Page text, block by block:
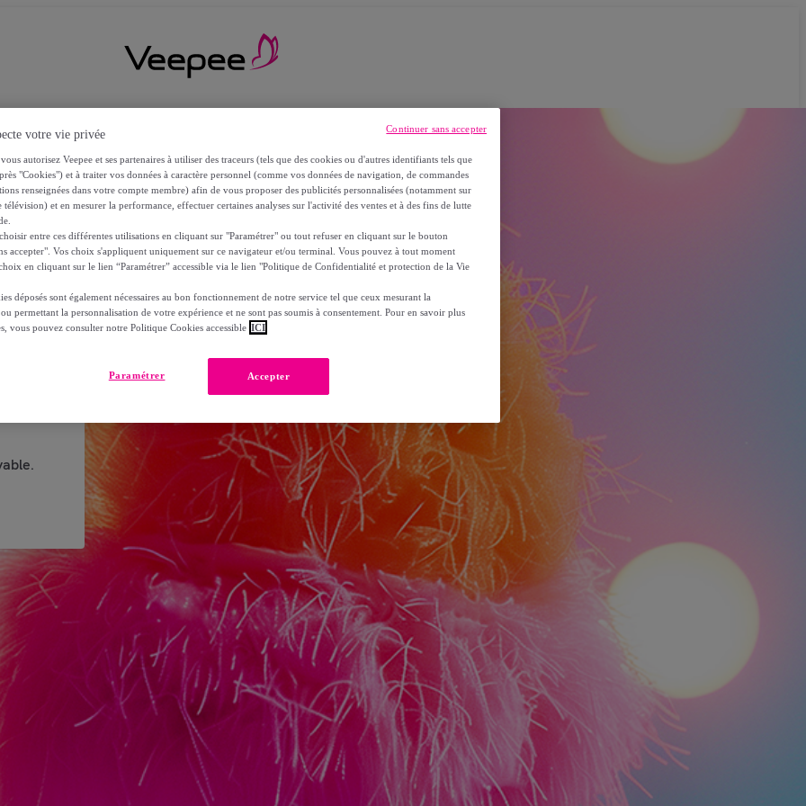
votre vie privée
autorisez Veepee et ses partenaires à utiliser des traceurs (tels que des cookies ou d'autres identifiants tels que
"Cookies") et à traiter vos données à caractère personnel (comme vos données de navigation, de commandes
renseignées dans votre compte membre) afin de vous proposer des publicités personnalisées (notamment sur
télévision) et en mesurer la performance, effectuer certaines analyses sur l'activité des ventes et à des fins de lutte
entre ces différentes utilisations en cliquant sur "Paramétrer" ou tout refuser en cliquant sur le bouton
accepter". Vos choix s'appliquent uniquement sur ce navigateur et/ou terminal. Vous pouvez à tout moment
en cliquant sur le lien “Paramétrer” accessible via le lien "Politique de Confidentialité et protection de la Vie
déposés sont également nécessaires au bon fonctionnement de notre service tel que ceux mesurant la
permettant la personnalisation de votre expérience et ne sont pas soumis à consentement. Pour en savoir plus
vous pouvez consulter notre Politique Cookies accessible ICI
Accepter
Paramétrer
Continuer sans accepter